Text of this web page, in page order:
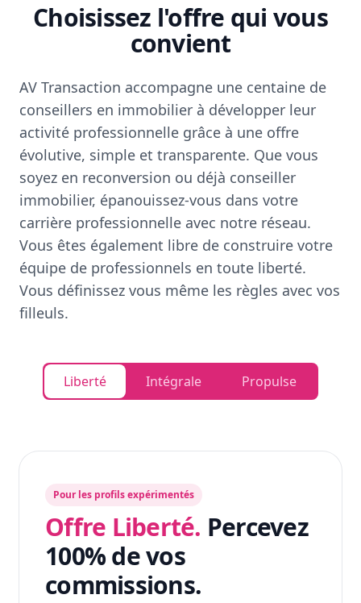
Choisissez l'offre qui vous
convient
AV Transaction accompagne une centaine de
conseillers en immobilier à développer leur
activité professionnelle grâce à une offre
évolutive, simple et transparente. Que vous
soyez en reconversion ou déjà conseiller
immobilier, épanouissez-vous dans votre
carrière professionnelle avec notre réseau.
Vous êtes également libre de construire votre
équipe de professionnels en toute liberté.
Vous définissez vous même les règles avec vos
filleuls.
Liberté Intégrale Propulse
Pour les profils expérimentés
Offre Liberté. Percevez
100% de vos
commissions.